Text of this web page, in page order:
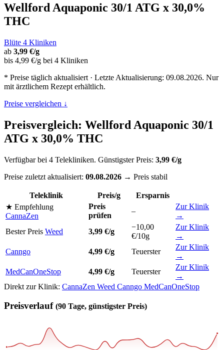
Wellford Aquaponic 30/1 ATG x 30,0%
THC
Blüte 4 Kliniken
ab 3,99 €/g
bis 4,99 €/g bei 4 Kliniken
* Preise täglich aktualisiert · Letzte Aktualisierung: 09.08.2026. Nur
mit ärztlichem Rezept erhältlich.
Preise vergleichen ↓
Preisvergleich: Wellford Aquaponic 30/1
ATG x 30,0% THC
Verfügbar bei 4 Telekliniken. Günstigster Preis: 3,99 €/g
Preise zuletzt aktualisiert: 09.08.2026 → Preis stabil
Teleklinik Preis/g
Ersparnis
★ Empfehlung
CannaZen
Preis
prüfen
–
Zur Klinik
→
Bester Preis Weed 3,99 €/g
−10,00
€/10g
Zur Klinik
→
Canngo
4,99 €/g Teuerster
Zur Klinik
→
MedCanOneStop
4,99 €/g Teuerster
Zur Klinik
→
Direkt zur Klinik: CannaZen Weed Canngo MedCanOneStop
Preisverlauf (90 Tage, günstigster Preis)